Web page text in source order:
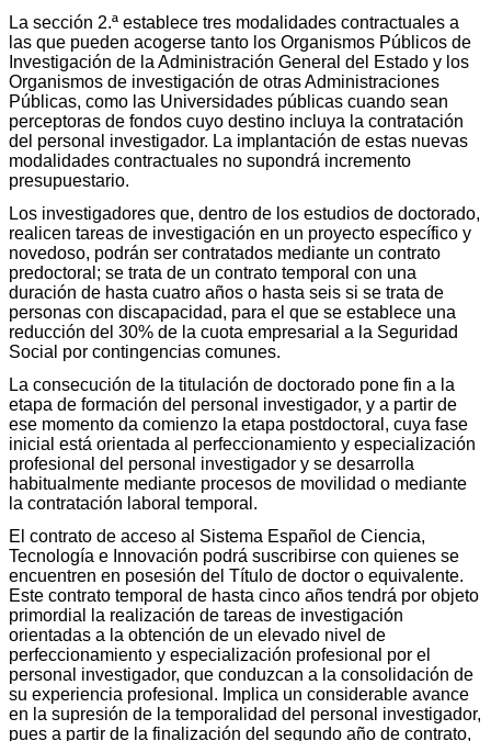
La sección 2.ª establece tres modalidades contractuales a
las que pueden acogerse tanto los Organismos Públicos de
Investigación de la Administración General del Estado y los
Organismos de investigación de otras Administraciones
Públicas, como las Universidades públicas cuando sean
perceptoras de fondos cuyo destino incluya la contratación
del personal investigador. La implantación de estas nuevas
modalidades contractuales no supondrá incremento
presupuestario.
Los investigadores que, dentro de los estudios de doctorado,
realicen tareas de investigación en un proyecto específico y
novedoso, podrán ser contratados mediante un contrato
predoctoral; se trata de un contrato temporal con una
duración de hasta cuatro años o hasta seis si se trata de
personas con discapacidad, para el que se establece una
reducción del 30% de la cuota empresarial a la Seguridad
Social por contingencias comunes.
La consecución de la titulación de doctorado pone fin a la
etapa de formación del personal investigador, y a partir de
ese momento da comienzo la etapa postdoctoral, cuya fase
inicial está orientada al perfeccionamiento y especialización
profesional del personal investigador y se desarrolla
habitualmente mediante procesos de movilidad o mediante
la contratación laboral temporal.
El contrato de acceso al Sistema Español de Ciencia,
Tecnología e Innovación podrá suscribirse con quienes se
encuentren en posesión del Título de doctor o equivalente.
Este contrato temporal de hasta cinco años tendrá por objeto
primordial la realización de tareas de investigación
orientadas a la obtención de un elevado nivel de
perfeccionamiento y especialización profesional por el
personal investigador, que conduzcan a la consolidación de
su experiencia profesional. Implica un considerable avance
en la supresión de la temporalidad del personal investigador,
pues a partir de la finalización del segundo año de contrato,